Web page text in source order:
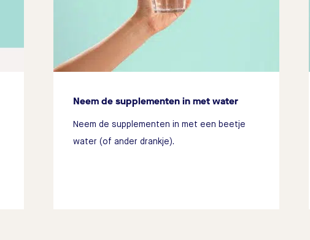
Neem de supplementen in met water
Neem de supplementen in met een beetje
water (of ander drankje).